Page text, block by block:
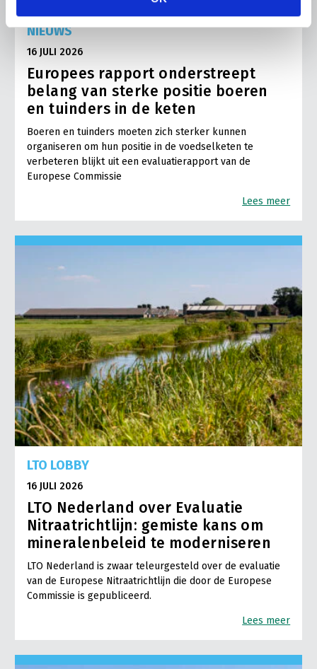
NIEUWS
16 JULI 2026
Europees rapport onderstreept
belang van sterke positie boeren
en tuinders in de keten
Boeren en tuinders moeten zich sterker kunnen
organiseren om hun positie in de voedselketen te
verbeteren blijkt uit een evaluatierapport van de
Europese Commissie
Lees meer
LTO LOBBY
16 JULI 2026
LTO Nederland over Evaluatie
Nitraatrichtlijn: gemiste kans om
mineralenbeleid te moderniseren
LTO Nederland is zwaar teleurgesteld over de evaluatie
van de Europese Nitraatrichtlijn die door de Europese
Commissie is gepubliceerd.
Lees meer